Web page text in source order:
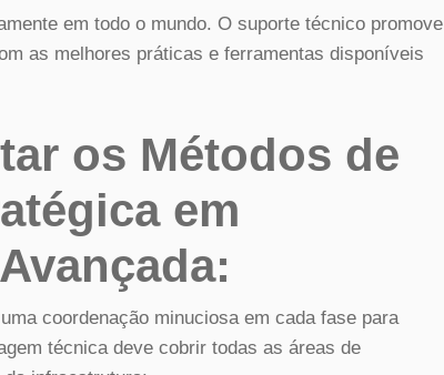
em todo o mundo. O suporte técnico promove
as melhores práticas e ferramentas disponíveis
os Métodos de
em
coordenação minuciosa em cada fase para
técnica deve cobrir todas as áreas de